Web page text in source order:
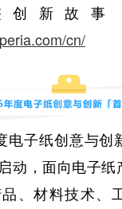
创新故事
cn/
电子纸创意与创
动，面向电子
、材料技术、